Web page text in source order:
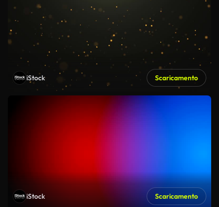
iStock Scaricamento
iStock Scaricamento